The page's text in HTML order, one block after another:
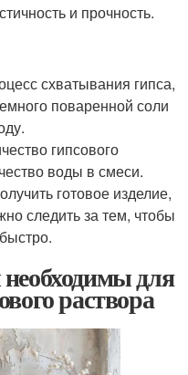
поваренной соли
гипсового
воды в смеси.
готовое изделие,
следить за тем, чтобы
для
раствора